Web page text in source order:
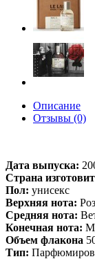
Описание
Отзывы (0)
Дата выпуска:
Страна
Пол: унисекс
Верхняя нота:
Средняя нота:
Конечная нота:
Объем флакона
Тип: